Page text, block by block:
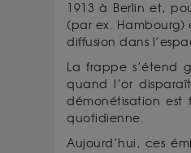
1913 à Berlin et,
(par ex. Hambourg)
diffusion dans
La frappe s’étend
quand l’or
démonétisation
quotidienne.
Aujourd’hui, ces